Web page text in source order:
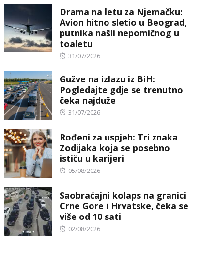
Drama na letu za Njemačku:
Avion hitno sletio u Beograd,
putnika našli nepomičnog u
toaletu
Posted
31/07/2026
Gužve na izlazu iz BiH:
Pogledajte gdje se trenutno
čeka najduže
Posted
31/07/2026
Rođeni za uspjeh: Tri znaka
Zodijaka koja se posebno
ističu u karijeri
Posted
05/08/2026
Saobraćajni kolaps na granici
Crne Gore i Hrvatske, čeka se
više od 10 sati
Posted
02/08/2026